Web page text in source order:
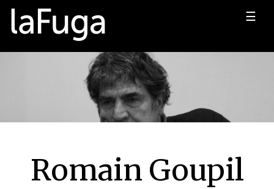
☰
Romain Goupil